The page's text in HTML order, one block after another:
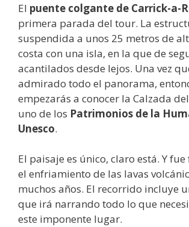
El puente colgante de Carrick-a-
primera parada del tour. La
suspendida a unos 25 metros de
costa con una isla, en la que de
acantilados desde lejos. Una vez
admirado todo el panorama,
empezarás a conocer la Calzada
uno de los Patrimonios de la
Unesco.
El paisaje es único, claro está. Y
el enfriamiento de las lavas
muchos años. El recorrido incluye
que irá narrando todo lo que
este imponente lugar.